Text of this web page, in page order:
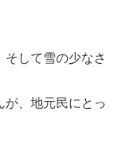
して雪の少なさ
が、地元民にとっ